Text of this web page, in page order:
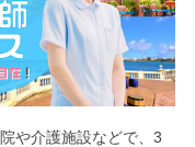
や介護施設などで、3